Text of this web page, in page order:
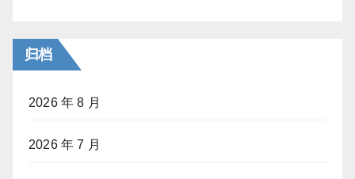
归档
2026 年 8 月
2026 年 7 月